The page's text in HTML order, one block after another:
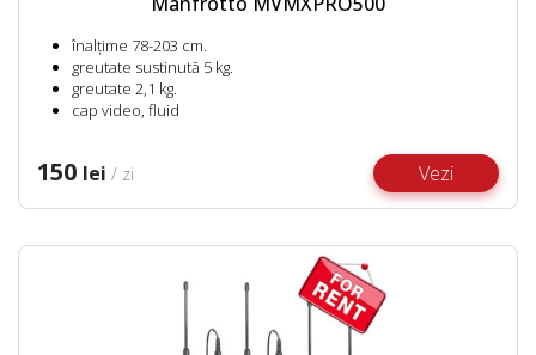
înalțime 78-203 cm.
greutate sustinută 5 kg.
greutate 2,1 kg.
cap video, fluid
150 lei / zi Vezi